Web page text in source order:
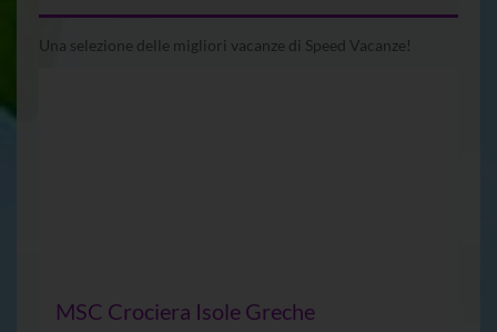
Una selezione delle migliori vacanze di Speed Vacanze!
MSC Crociera Isole Greche